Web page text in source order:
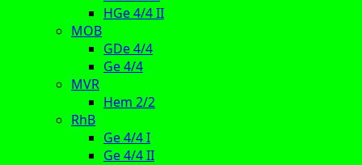
HGe 4/4 II
MOB
GDe 4/4
Ge 4/4
MVR
Hem 2/2
RhB
Ge 4/4 I
Ge 4/4 II